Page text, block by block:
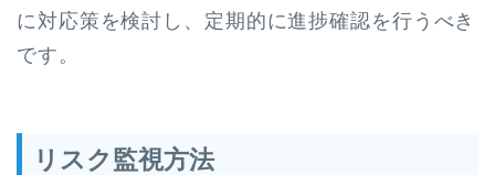
に対応策を検討し、定期的に進捗確認を行うべき
です。
リスク監視方法